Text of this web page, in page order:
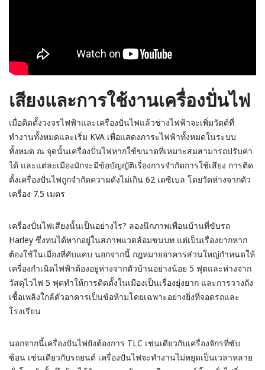
เสียงและการใช้งานเครื่องปั่นไฟ
เมื่อติดตั้งวงจรไฟฟ้าและเครื่องปั่นไฟแล้วช่างไฟฟ้าจะเพิ่มวัตต์ที่
ทำงานทั้งหมดและเริ่ม KVA เพื่อแสดงภาระไฟฟ้าทั้งหมดในระบบ
ทั้งหมด ณ จุดนั้นเครื่องปั่นไฟหากใช้ขนาดที่เหมาะสมสามารถปรับค่า
ได้ และแต่ละเมืองมักจะมีข้อบัญญัติเรื่องการจำกัดการใช้เสียง การติด
ตั้งเครื่องปั่นไฟถูกจำกัดความดังไม่เกิน 62 เดซิเบล โดยวัดห่างจากตัว
เครื่อง 7.5 เมตร
เครื่องปั่นไฟเสียงนั้นเป็นอย่างไร? ลองนึกภาพเพื่อนบ้านที่ขับรถ
Harley ซึ่งทนได้หากอยู่ในสภาพแวดล้อมชนบท แต่เป็นเรื่องยากหาก
ต้องใช้ในเมืองที่คับแคบ นอกจากนี้ กฎหมายอาคารส่วนใหญ่กำหนดให้
เครื่องกำเนิดไฟฟ้าต้องอยู่ห่างจากตัวบ้านอย่างน้อย 5 ฟุตและห่างจาก
วัสดุไวไฟ 5 ฟุตทำให้การติดตั้งในเมืองเป็นเรื่องยุ่งยาก และการวางถัง
เชื้อเพลิงใกล้ตัวอาคารเป็นข้อห้ามโดยเฉพาะอย่างยิ่งที่จอดรถและ
โรงเรียน
นอกจากนี้เครื่องปั่นไฟยังต้องการ TLC เช่นเดียวกับเครื่องจักรที่ซับ
ซ้อน เช่นเดียวกับรถยนต์ เครื่องปั่นไฟจะทำงานไม่หยุดเป็นเวลาหลาย